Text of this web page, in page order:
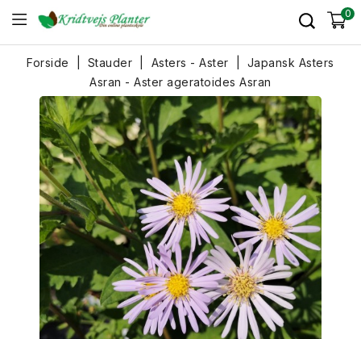
0
Forside Stauder Asters - Aster
Japansk Asters
Asran - Aster ageratoides Asran